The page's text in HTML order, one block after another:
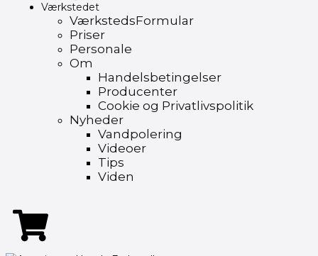
Værkstedet
VærkstedsFormular
Priser
Personale
Om
Handelsbetingelser
Producenter
Cookie og Privatlivspolitik
Nyheder
Vandpolering
Videoer
Tips
Viden